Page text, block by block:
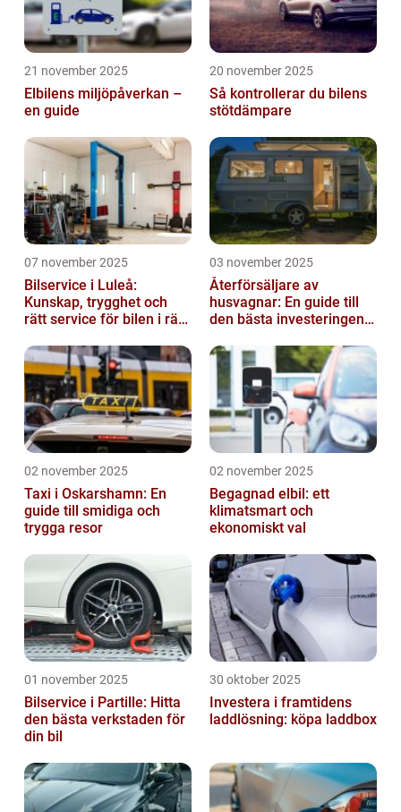
21 november 2025
Elbilens miljöpåverkan –
en guide
20 november 2025
Så kontrollerar du bilens
stötdämpare
07 november 2025
Bilservice i Luleå:
Kunskap, trygghet och
rätt service för bilen i rätt
03 november 2025
Återförsäljare av
husvagnar: En guide till
den bästa investeringen
02 november 2025
Taxi i Oskarshamn: En
guide till smidiga och
trygga resor
02 november 2025
Begagnad elbil: ett
klimatsmart och
ekonomiskt val
01 november 2025
Bilservice i Partille: Hitta
den bästa verkstaden för
din bil
30 oktober 2025
Investera i framtidens
laddlösning: köpa laddbox